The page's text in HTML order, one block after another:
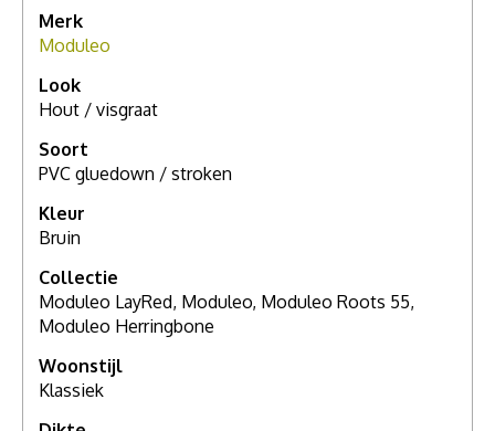
Merk
Moduleo
Look
Hout / visgraat
Soort
PVC gluedown / stroken
Kleur
Bruin
Collectie
Moduleo LayRed, Moduleo, Moduleo Roots 55,
Moduleo Herringbone
Woonstijl
Klassiek